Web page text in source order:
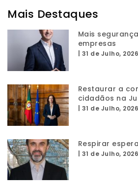
Mais Destaques
Mais
empresas
31 de Julho, 2026
Restaurar a
cidadãos na
31 de Julho, 2026
Respirar
31 de Julho, 2026